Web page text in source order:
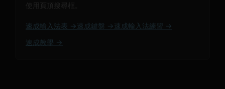
使用頁頂搜尋框。
速成輸入法表 → 速成鍵盤 → 速成輸入法練習 →
速成教學 →